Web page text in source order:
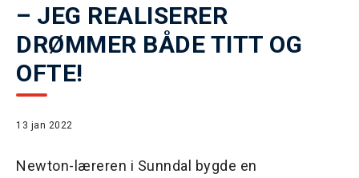
– JEG REALISERER
DRØMMER BÅDE TITT OG
OFTE!
13 jan 2022
Newton-læreren i Sunndal bygde en